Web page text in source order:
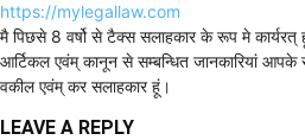
https://mylegallaw.com
मै पिछसे 8 वर्षो से टैक्स सलाहकार के रूप मे
आर्टिकल एवंम् कानून से सम्बन्धित जानकारियां
वकील एवंम् कर सलाहकार हूं।
LEAVE A REPLY